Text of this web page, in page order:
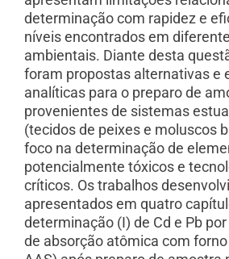
determinação com rapidez e
níveis encontrados em
ambientais. Diante desta
foram propostas alternativas e
analíticas para o preparo de
provenientes de sistemas
(tecidos de peixes e moluscos
foco na determinação de
potencialmente tóxicos e
críticos. Os trabalhos
apresentados em quatro
determinação (I) de Cd e Pb
de absorção atômica com